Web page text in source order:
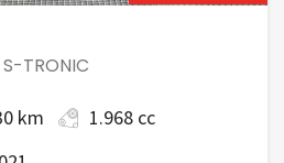
TRONIC
km
1.968 cc